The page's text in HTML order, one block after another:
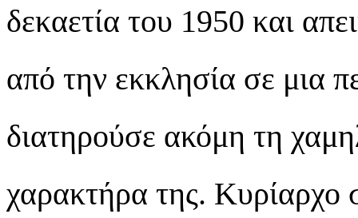
δεκαετία του 1950 και
από την εκκλησία σε μια
διατηρούσε ακόμη τη
χαρακτήρα της. Κυρίαρχο